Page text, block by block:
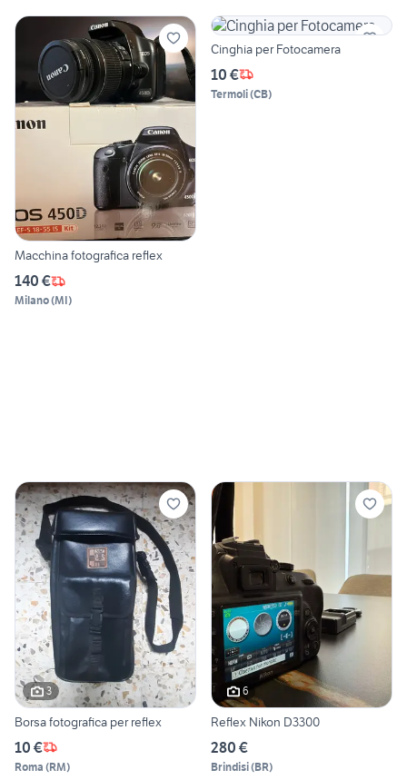
Macchina fotografica reflex
140 €
Milano(MI)
Cinghia per Fotocamera
10 €
Termoli(CB)
3
Borsa fotografica per reflex
10 €
Roma (RM)
6
Reflex Nikon D3300
280 €
Brindisi(BR)